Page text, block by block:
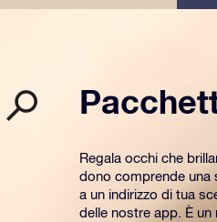
Regala occhi che
dono comprende una
a un indirizzo di tua
delle nostre app. È